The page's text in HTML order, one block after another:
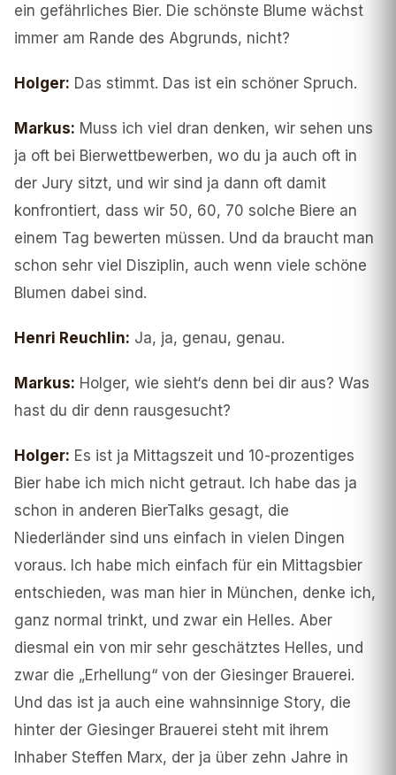
ein gefährliches Bier. Die schönste Blume wächst
immer am Rande des Abgrunds, nicht?
Holger: Das stimmt. Das ist ein schöner Spruch.
Markus: Muss ich viel dran denken, wir sehen uns
ja oft bei Bierwettbewerben, wo du ja auch oft in
der Jury sitzt, und wir sind ja dann oft damit
konfrontiert, dass wir 50, 60, 70 solche Biere an
einem Tag bewerten müssen. Und da braucht man
schon sehr viel Disziplin, auch wenn viele schöne
Blumen dabei sind.
Henri Reuchlin: Ja, ja, genau, genau.
Markus: Holger, wie sieht‘s denn bei dir aus? Was
hast du dir denn rausgesucht?
Holger: Es ist ja Mittagszeit und 10-prozentiges
Bier habe ich mich nicht getraut. Ich habe das ja
schon in anderen BierTalks gesagt, die
Niederländer sind uns einfach in vielen Dingen
voraus. Ich habe mich einfach für ein Mittagsbier
entschieden, was man hier in München, denke ich,
ganz normal trinkt, und zwar ein Helles. Aber
diesmal ein von mir sehr geschätztes Helles, und
zwar die „Erhellung“ von der Giesinger Brauerei.
Und das ist ja auch eine wahnsinnige Story, die
hinter der Giesinger Brauerei steht mit ihrem
Inhaber Steffen Marx, der ja über zehn Jahre in